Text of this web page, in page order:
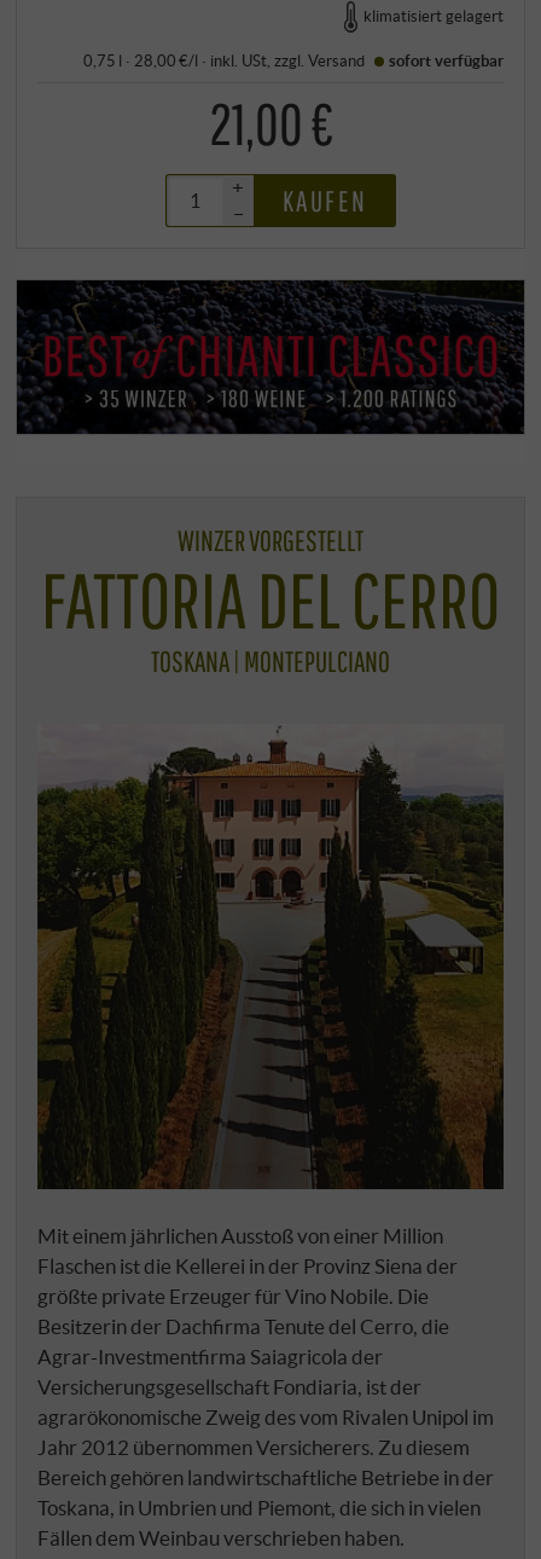
klimatisiert gelagert
0,75 l · 28,00 €/l · inkl. USt , zzgl.Versand sofort verfügbar
21,00 €
+
–
KAUFEN
WINZER VORGESTELLT
FATTORIA DEL CERRO
TOSKANA | MONTEPULCIANO
Mit einem jährlichen Ausstoß von einer Million
Flaschen ist die Kellerei in der Provinz Siena der
größte private Erzeuger für Vino Nobile. Die
Besitzerin der Dachfirma Tenute del Cerro, die
Agrar-Investmentfirma Saiagricola der
Versicherungsgesellschaft Fondiaria, ist der
agrarökonomische Zweig des vom Rivalen Unipol im
Jahr 2012 übernommen Versicherers. Zu diesem
Bereich gehören landwirtschaftliche Betriebe in der
Toskana, in Umbrien und Piemont, die sich in vielen
Fällen dem Weinbau verschrieben haben.